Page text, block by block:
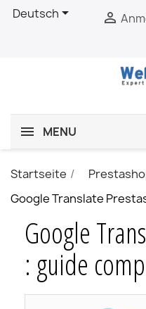
Deutsch 
MENU
Startseite
Google Translate
Google
: guide